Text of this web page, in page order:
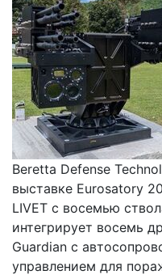
Beretta Defense
выставке Eurosatory
LIVET с восемью
интегрирует восемь
Guardian с
управлением для